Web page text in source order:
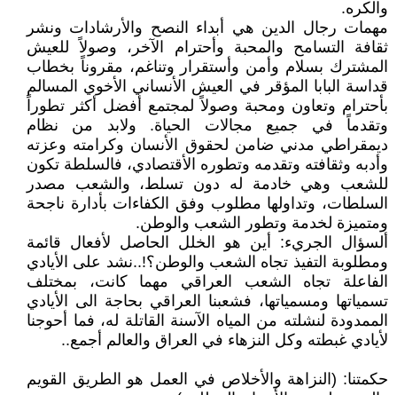
والكره.
مهمات رجال الدين هي أبداء النصح والأرشادات ونشر
ثقافة التسامح والمحبة وأحترام الآخر، وصولاً للعيش
المشترك بسلام وأمن وأستقرار وتناغم، مقروناً بخطاب
قداسة البابا المؤقر في العيش الأنساني الأخوي المسالم
بأحترام وتعاون ومحبة وصولاً لمجتمع أفضل أكثر تطوراً
وتقدماً في جميع مجالات الحياة. ولابد من نظام
ديمقراطي مدني ضامن لحقوق الأنسان وكرامته وعزته
وأدبه وثقافته وتقدمه وتطوره الأقتصادي، فالسلطة تكون
للشعب وهي خادمة له دون تسلط، والشعب مصدر
السلطات، وتداولها مطلوب وفق الكفاءات بأدارة ناجحة
ومتميزة لخدمة وتطور الشعب والوطن.
ألسؤال الجريء: أين هو الخلل الحاصل لأفعال قائمة
ومطلوبة التفيذ تجاه الشعب والوطن؟!..نشد على الأيادي
الفاعلة تجاه الشعب العراقي مهما كانت، بمختلف
تسمياتها ومسمياتها، فشعبنا العراقي بحاجة الى الأيادي
الممدودة لنشلته من المياه الآسنة القاتلة له، فما أحوجنا
لأيادي غبطته وكل النزهاء في العراق والعالم أجمع..
حكمتنا: (النزاهة والأخلاص في العمل هو الطريق القويم